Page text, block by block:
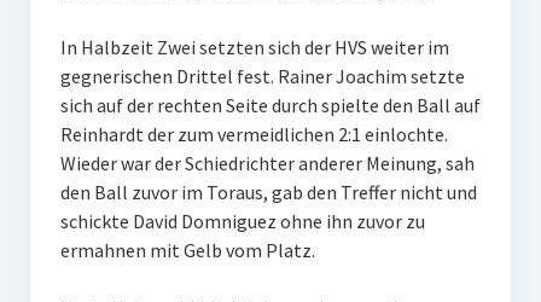
In Halbzeit Zwei setzten sich der HVS weiter im
gegnerischen Drittel fest. Rainer Joachim setzte
sich auf der rechten Seite durch spielte den Ball auf
Reinhardt der zum vermeidlichen 2:1 einlochte.
Wieder war der Schiedrichter anderer Meinung, sah
den Ball zuvor im Toraus, gab den Treffer nicht und
schickte David Domniguez ohne ihn zuvor zu
ermahnen mit Gelb vom Platz.